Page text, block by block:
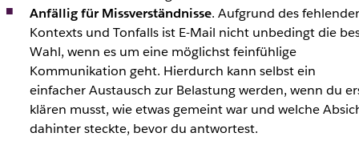
Anfällig für Missverständnisse. Aufgrund des
Kontexts und Tonfalls ist E-Mail nicht unbedingt die
Wahl, wenn es um eine möglichst feinfühlige
Kommunikation geht. Hierdurch kann selbst ein
einfacher Austausch zur Belastung werden, wenn du
klären musst, wie etwas gemeint war und welche
dahinter steckte, bevor du antwortest.